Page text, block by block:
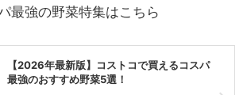
最強の野菜特集はこちら
【2026年最新版】コストコで買えるコスパ
最強のおすすめ野菜5選！